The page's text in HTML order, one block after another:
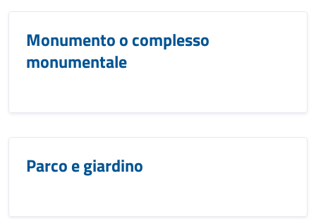
Monumento o complesso
monumentale
Parco e giardino